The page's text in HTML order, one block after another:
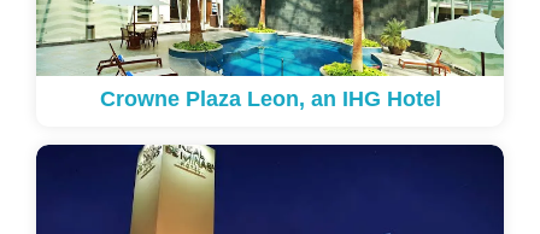
Crowne Plaza Leon, an IHG Hotel